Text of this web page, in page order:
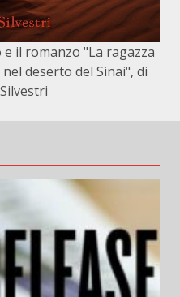
il romanzo "La ragazza
deserto del Sinai", di